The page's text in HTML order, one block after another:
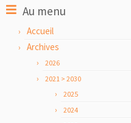
Au menu
Accueil
Archives
2026
2021 > 2030
2025
2024